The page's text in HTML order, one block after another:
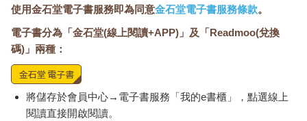
使用金石堂電子書服務即為同意金石堂電子書服務條款。
電子書分為「金石堂(線上閱讀+APP)」及「Readmoo(兌換
碼)」兩種：
將儲存於會員中心→電子書服務「我的e書櫃」，點選線上
閱讀直接開啟閱讀。